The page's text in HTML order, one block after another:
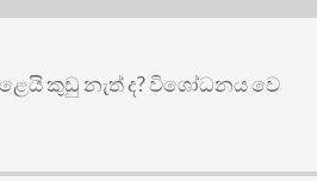
කුඩු නැත් ද? විශෝධනය වෙනවා